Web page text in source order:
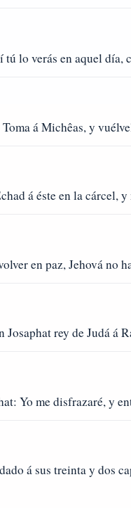
lo verás en aquel día,
á Michêas, y
á éste en la cárcel,
en paz, Jehová no
rey de Judá á
Yo me disfrazaré, y
á sus treinta y dos